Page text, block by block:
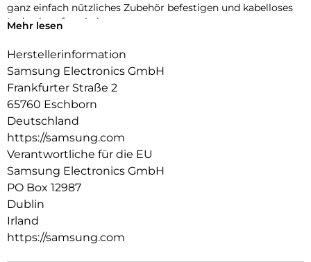
ganz einfach nützliches Zubehör befestigen und kabelloses
Laden komfortabel nutzen.
Mehr lesen
Herstellerinformation
Samsung Electronics GmbH
Frankfurter Straße 2
65760 Eschborn
Deutschland
https://samsung.com
Verantwortliche für die EU
Samsung Electronics GmbH
PO Box 12987
Dublin
Irland
https://samsung.com